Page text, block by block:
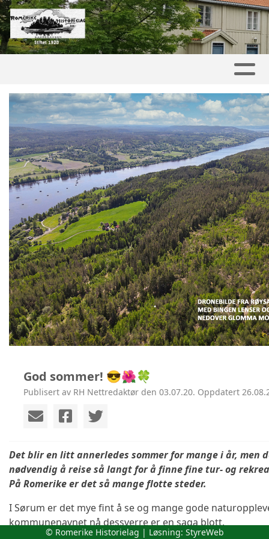
God sommer! 😎🌺🍀
Publisert av RH Nettredaktør den 03.07.20. Oppdatert
Det blir en litt annerledes sommer for mange i år, men
nødvendig å reise så langt for å finne fine tur- og
På Romerike er det så mange flotte steder.
I Sørum er det mye fint å se og mange gode
kommunenavnet nå dessverre er en saga blott.
© Romerike Historielag | Løsning: StyreWeb